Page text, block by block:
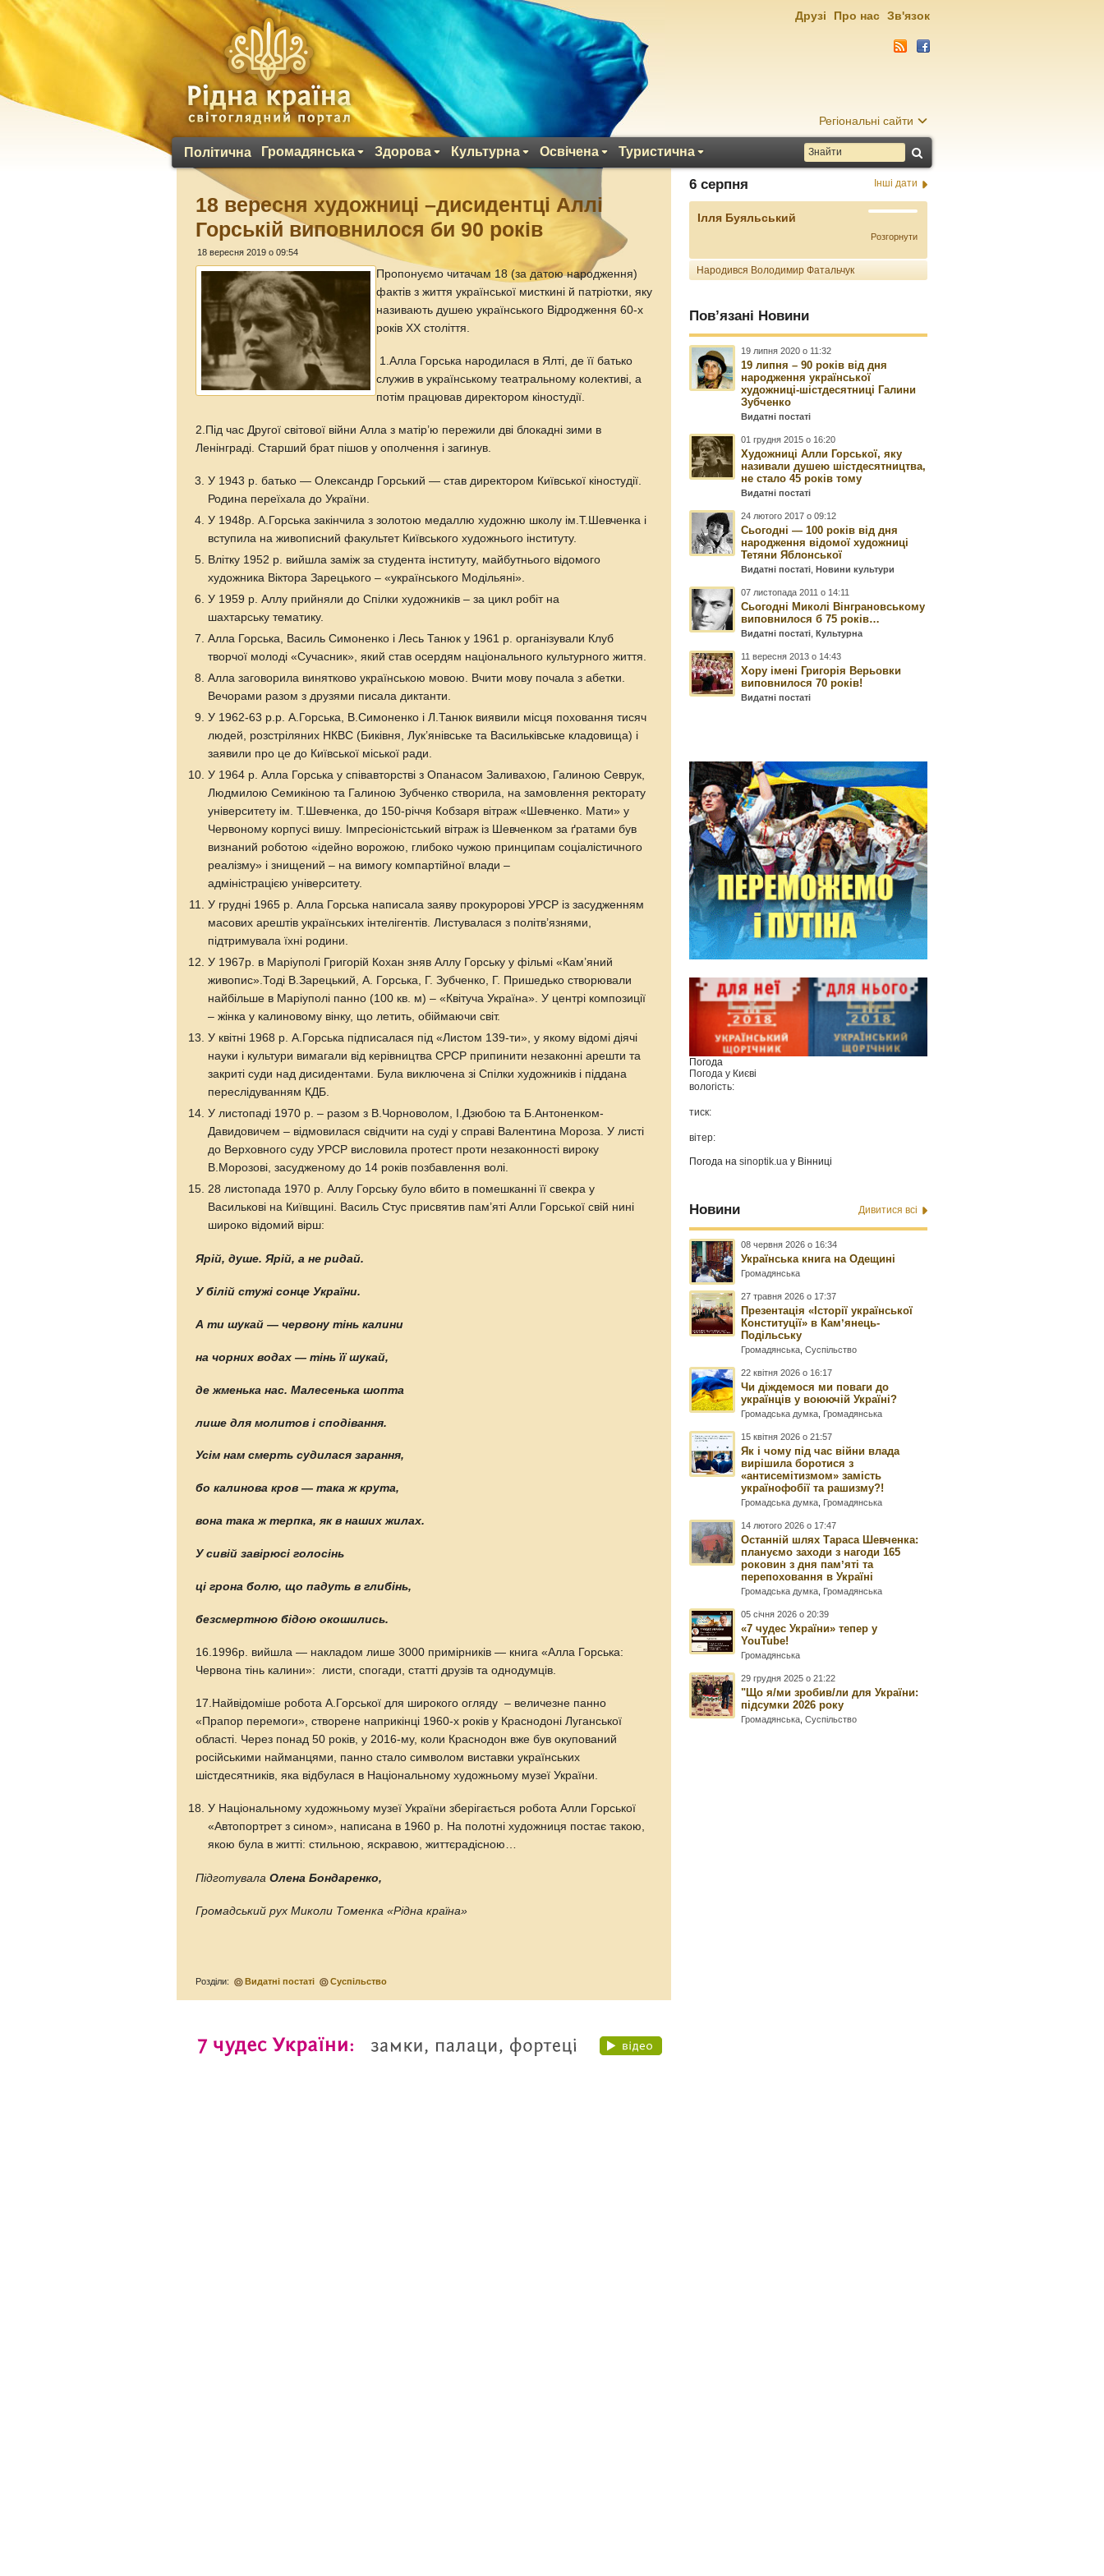
Регіональні сайти
Політична Громадянська Здорова Культурна Освічена Туристична
Друзі Про нас Зв'язок
18 вересня художниці –дисидентці Аллі
Горській виповнилося би 90 років
18 вересня 2019 о 09:54
Пропонуємо читачам 18 (за датою народження)
фактів з життя української мисткині й патріотки, яку
називають душею українського Відродження 60-х
років ХХ століття.
1.Алла Горська народилася в Ялті, де її батько
служив в українському театральному колективі, а
потім працював директором кіностудії.
2.Під час Другої світової війни Алла з матір’ю пережили дві блокадні зими в
Ленінграді. Старший брат пішов у ополчення і загинув.
У 1943 р. батько — Олександр Горський — став директором Київської кіностудії.
Родина переїхала до України.
У 1948р. А.Горська закінчила з золотою медаллю художню школу ім.Т.Шевченка і
вступила на живописний факультет Київського художнього інституту.
Влітку 1952 р. вийшла заміж за студента інституту, майбутнього відомого
художника Віктора Зарецького – «українського Модільяні».
У 1959 р. Аллу прийняли до Спілки художників – за цикл робіт на
шахтарську тематику.
Алла Горська, Василь Симоненко і Лесь Танюк у 1961 р. організували Клуб
творчої молоді «Сучасник», який став осердям національного культурного життя.
Алла заговорила винятково українською мовою. Вчити мову почала з абетки.
Вечорами разом з друзями писала диктанти.
У 1962-63 р.р. А.Горська, В.Симоненко і Л.Танюк виявили місця поховання тисяч
людей, розстріляних НКВС (Биківня, Лук’янівське та Васильківське кладовища) і
заявили про це до Київської міської ради.
У 1964 р. Алла Горська у співавторстві з Опанасом Заливахою, Галиною Севрук,
Людмилою Семикіною та Галиною Зубченко створила, на замовлення ректорату
університету ім. Т.Шевченка, до 150-річчя Кобзаря вітраж «Шевченко. Мати» у
Червоному корпусі вишу. Імпресіоністський вітраж із Шевченком за ґратами був
визнаний роботою «ідейно ворожою, глибоко чужою принципам соціалістичного
реалізму» і знищений – на вимогу компартійної влади –
адміністрацією університету.
У грудні 1965 р. Алла Горська написала заяву прокуророві УРСР із засудженням
масових арештів українських інтелігентів. Листувалася з політв’язнями,
підтримувала їхні родини.
У 1967р. в Маріуполі Григорій Кохан зняв Аллу Горську у фільмі «Кам’яний
живопис».Тоді В.Зарецький, А. Горська, Г. Зубченко, Г. Пришедько створювали
найбільше в Маріуполі панно (100 кв. м) – «Квітуча Україна». У центрі композиції
– жінка у калиновому вінку, що летить, обіймаючи світ.
У квітні 1968 р. А.Горська підписалася під «Листом 139-ти», у якому відомі діячі
науки і культури вимагали від керівництва СРСР припинити незаконні арешти та
закриті суди над дисидентами. Була виключена зі Спілки художників і піддана
переслідуванням КДБ.
У листопаді 1970 р. – разом з В.Чорноволом, І.Дзюбою та Б.Антоненком-
Давидовичем – відмовилася свідчити на суді у справі Валентина Мороза. У листі
до Верховного суду УРСР висловила протест проти незаконності вироку
В.Морозові, засудженому до 14 років позбавлення волі.
28 листопада 1970 р. Аллу Горську було вбито в помешканні її свекра у
Василькові на Київщині. Василь Стус присвятив пам’яті Алли Горської свій нині
широко відомий вірш:
Ярій, душе. Ярій, а не ридай.
У білій стужі сонце України.
А ти шукай — червону тінь калини
на чорних водах — тінь її шукай,
де жменька нас. Малесенька шопта
лише для молитов і сподівання.
Усім нам смерть судилася зарання,
бо калинова кров — така ж крута,
вона така ж терпка, як в наших жилах.
У сивій завірюсі голосінь
ці грона болю, що падуть в глибінь,
безсмертною бідою окошились.
16.1996р. вийшла — накладом лише 3000 примірників — книга «Алла Горська:
Червона тінь калини»: листи, спогади, статті друзів та однодумців.
17.Найвідоміше робота А.Горської для широкого огляду – величезне панно
«Прапор перемоги», створене наприкінці 1960-х років у Краснодоні Луганської
області. Через понад 50 років, у 2016-му, коли Краснодон вже був окупований
російськими найманцями, панно стало символом виставки українських
шістдесятників, яка відбулася в Національному художньому музеї України.
У Національному художньому музеї України зберігається робота Алли Горської
«Автопортрет з сином», написана в 1960 р. На полотні художниця постає такою,
якою була в житті: стильною, яскравою, життєрадісною…
ПідготувалаОлена Бондаренко,
Громадський рух Миколи Томенка «Рідна країна»
Розділи: Видатні постаті Суспільство
6 серпня Інші дати
Ілля Буяльський
Розгорнути
Народився Володимир Фатальчук
Пов’язані Новини
19 липня 2020 о 11:32
19 липня – 90 років від дня
народження української
художниці-шістдесятниці Галини
Зубченко
Видатні постаті
01 грудня 2015 о 16:20
Художниці Алли Горської, яку
називали душею шістдесятництва,
не стало 45 років тому
Видатні постаті
24 лютого 2017 о 09:12
Сьогодні — 100 років від дня
народження відомої художниці
Тетяни Яблонської
Видатні постаті ,Новини культури
07 листопада 2011 о 14:11
Сьогодні Миколі Вінграновському
виповнилося б 75 років…
Видатні постаті ,Культурна
11 вересня 2013 о 14:43
Хору імені Григорія Верьовки
виповнилося 70 років!
Видатні постаті
Погода
Погода у Києві
вологість:
тиск:
вітер:
Погода наsinoptik.ua у Вінниці
Новини Дивитися всі
08 червня 2026 о 16:34
Українська книга на Одещині
Громадянська
27 травня 2026 о 17:37
Презентація «Історії української
Конституції» в Камʼянець-
Подільську
Громадянська ,Суспільство
22 квітня 2026 о 16:17
Чи діждемося ми поваги до
українців у воюючій Україні?
Громадська думка Громадянська
15 квітня 2026 о 21:57
Як і чому під час війни влада
вирішила боротися з
«антисемітизмом» замість
українофобії та рашизму?!
Громадська думка Громадянська
14 лютого 2026 о 17:47
Останній шлях Тараса Шевченка:
плануємо заходи з нагоди 165
роковин з дня памʼяті та
перепоховання в Україні
Громадська думка Громадянська
05 січня 2026 о 20:39
«7 чудес України» тепер у
YouTube!
Громадянська
29 грудня 2025 о 21:22
"Що я/ми зробив/ли для України:
підсумки 2026 року
Громадянська ,Суспільство